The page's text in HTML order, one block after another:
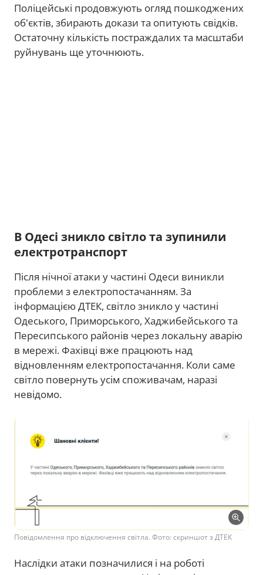
Поліцейські продовжують огляд пошкоджених
об'єктів, збирають докази та опитують свідків.
Остаточну кількість постраждалих та масштаби
руйнувань ще уточнюють.
В Одесі зникло світло та зупинили
електротранспорт
Після нічної атаки у частині Одеси виникли
проблеми з електропостачанням. За
інформацією ДТЕК, світло зникло у частині
Одеського, Приморського, Хаджибейського та
Пересипського районів через локальну аварію
в мережі. Фахівці вже працюють над
відновленням електропостачання. Коли саме
світло повернуть усім споживачам, наразі
невідомо.
Повідомлення про відключення світла. Фото: скриншот з ДТЕК
Наслідки атаки позначилися і на роботі